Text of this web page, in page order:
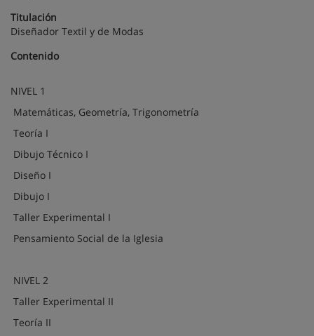
Titulación
Diseñador Textil y de Modas
Contenido
NIVEL 1
Matemáticas, Geometría, Trigonometría
Teoría I
Dibujo Técnico I
Diseño I
Dibujo I
Taller Experimental I
Pensamiento Social de la Iglesia
NIVEL 2
Taller Experimental II
Teoría II